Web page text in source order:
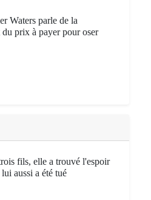
Waters parle de la
prix à payer pour oser
fils, elle a trouvé l'espoir
aussi a été tué